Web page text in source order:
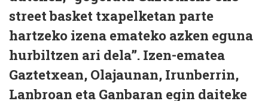
street basket txapelketan parte
hartzeko izena emateko azken eguna
hurbiltzen ari dela”. Izen-ematea
Gaztetxean, Olajaunan, Irunberrin,
Lanbroan eta Ganbaran egin daiteke